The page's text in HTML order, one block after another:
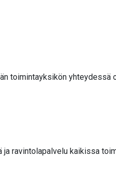
toimintayksikön yhteydessä
ravintolapalvelu kaikissa